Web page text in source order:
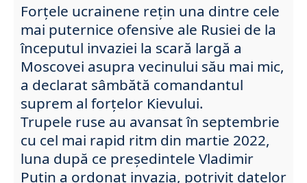
Forțele ucrainene rețin una dintre cele
mai puternice ofensive ale Rusiei de la
începutul invaziei la scară largă a
Moscovei asupra vecinului său mai mic,
a declarat sâmbătă comandantul
suprem al forțelor Kievului.
Trupele ruse au avansat în septembrie
cu cel mai rapid ritm din martie 2022,
luna după ce președintele Vladimir
Putin a ordonat invazia, potrivit datelor